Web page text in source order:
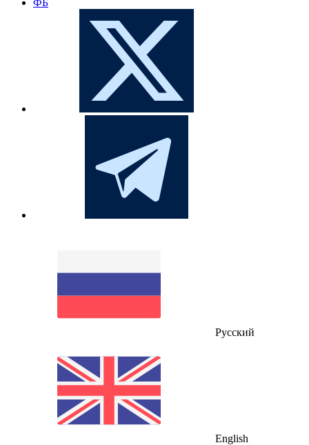
ФБ
Русский
English